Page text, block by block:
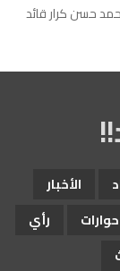
حسن كرار قائد
الأخبار
حوارات
رأي